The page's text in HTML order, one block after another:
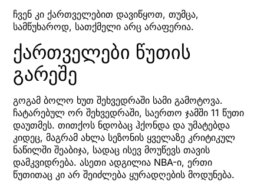
ჩვენ კი ქართველებით დავიწყოთ, თუმცა,
სამწუხაროდ, სათქმელი არც არაფერია.
ქართველები წუთის
გარეშე
გოგამ ბოლო ხუთ შეხვედრაში სამი გამოტოვა.
ჩატარებულ ორ შეხვედრაში, საერთო ჯამში 11 წუთი
დაუთმეს. თითქოს ნდობაც ჰქონდა და უმატებდა
კიდეც, მაგრამ ახლა სეზონის ყველაზე კრიტიკულ
ნაწილში შეაბიჯა, სადაც ისევ მოუწევს თავის
დამკვიდრება. ასეთი ადგილია NBA-ი, ერთი
წუთითაც კი არ შეიძლება ყურადღების მოდუნება.